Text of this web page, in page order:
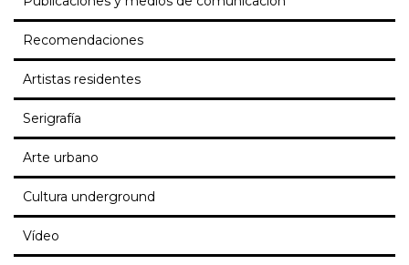
Recomendaciones
Artistas residentes
Serigrafía
Arte urbano
Cultura underground
Vídeo